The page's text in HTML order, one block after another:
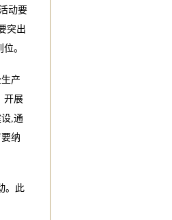
动要
突出
。
产
开展
,通
纳
。此